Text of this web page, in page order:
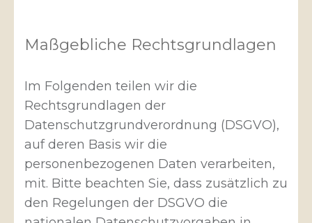
Maßgebliche Rechtsgrundlagen
Im Folgenden teilen wir die
Rechtsgrundlagen der
Datenschutzgrundverordnung (DSGVO),
auf deren Basis wir die
personenbezogenen Daten verarbeiten,
mit. Bitte beachten Sie, dass zusätzlich zu
den Regelungen der DSGVO die